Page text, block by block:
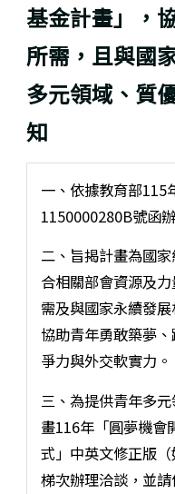
基金計畫」，
所需，且與國
多元領域、質
知
一、依據教育部115
1150000280B號函
二、旨揭計畫為國
合相關部會資源及
需及與國家永續發
協助青年勇敢築夢
爭力與外交軟實力。
三、為提供青年多
畫116年「圓夢機會
式」中英文修正版
梯次辦理洽談，並